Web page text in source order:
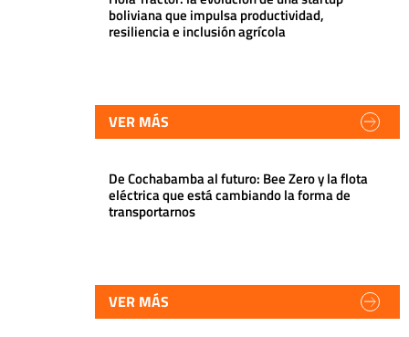
boliviana que impulsa productividad,
resiliencia e inclusión agrícola
VER MÁS
De Cochabamba al futuro: Bee Zero y la flota
eléctrica que está cambiando la forma de
transportarnos
VER MÁS